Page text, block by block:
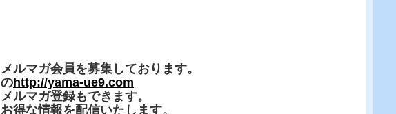
メルマガ会員を募集しております。
のhttp://yama-ue9.com
メルマガ登録もできます。
お得な情報を配信いたします。